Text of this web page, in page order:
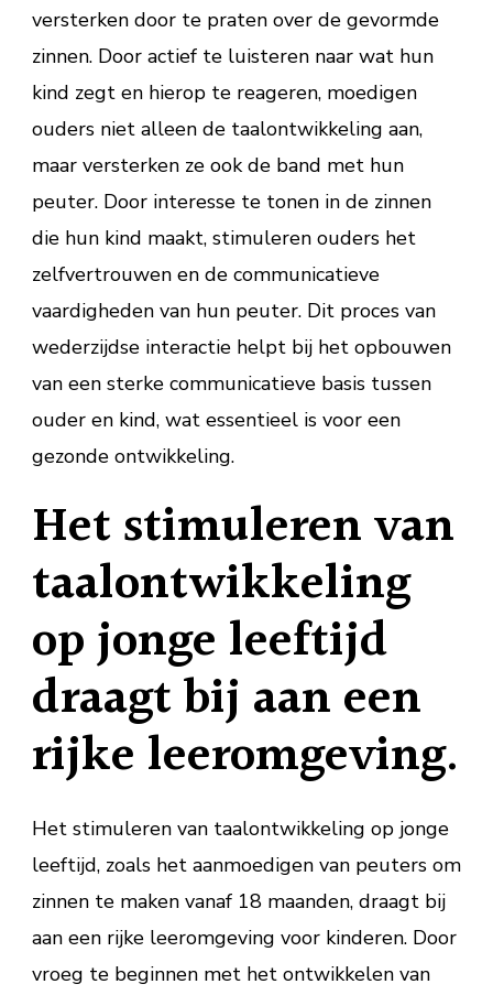
versterken door te praten over de gevormde
zinnen. Door actief te luisteren naar wat hun
kind zegt en hierop te reageren, moedigen
ouders niet alleen de taalontwikkeling aan,
maar versterken ze ook de band met hun
peuter. Door interesse te tonen in de zinnen
die hun kind maakt, stimuleren ouders het
zelfvertrouwen en de communicatieve
vaardigheden van hun peuter. Dit proces van
wederzijdse interactie helpt bij het opbouwen
van een sterke communicatieve basis tussen
ouder en kind, wat essentieel is voor een
gezonde ontwikkeling.
Het stimuleren van
taalontwikkeling
op jonge leeftijd
draagt bij aan een
rijke leeromgeving.
Het stimuleren van taalontwikkeling op jonge
leeftijd, zoals het aanmoedigen van peuters om
zinnen te maken vanaf 18 maanden, draagt bij
aan een rijke leeromgeving voor kinderen. Door
vroeg te beginnen met het ontwikkelen van